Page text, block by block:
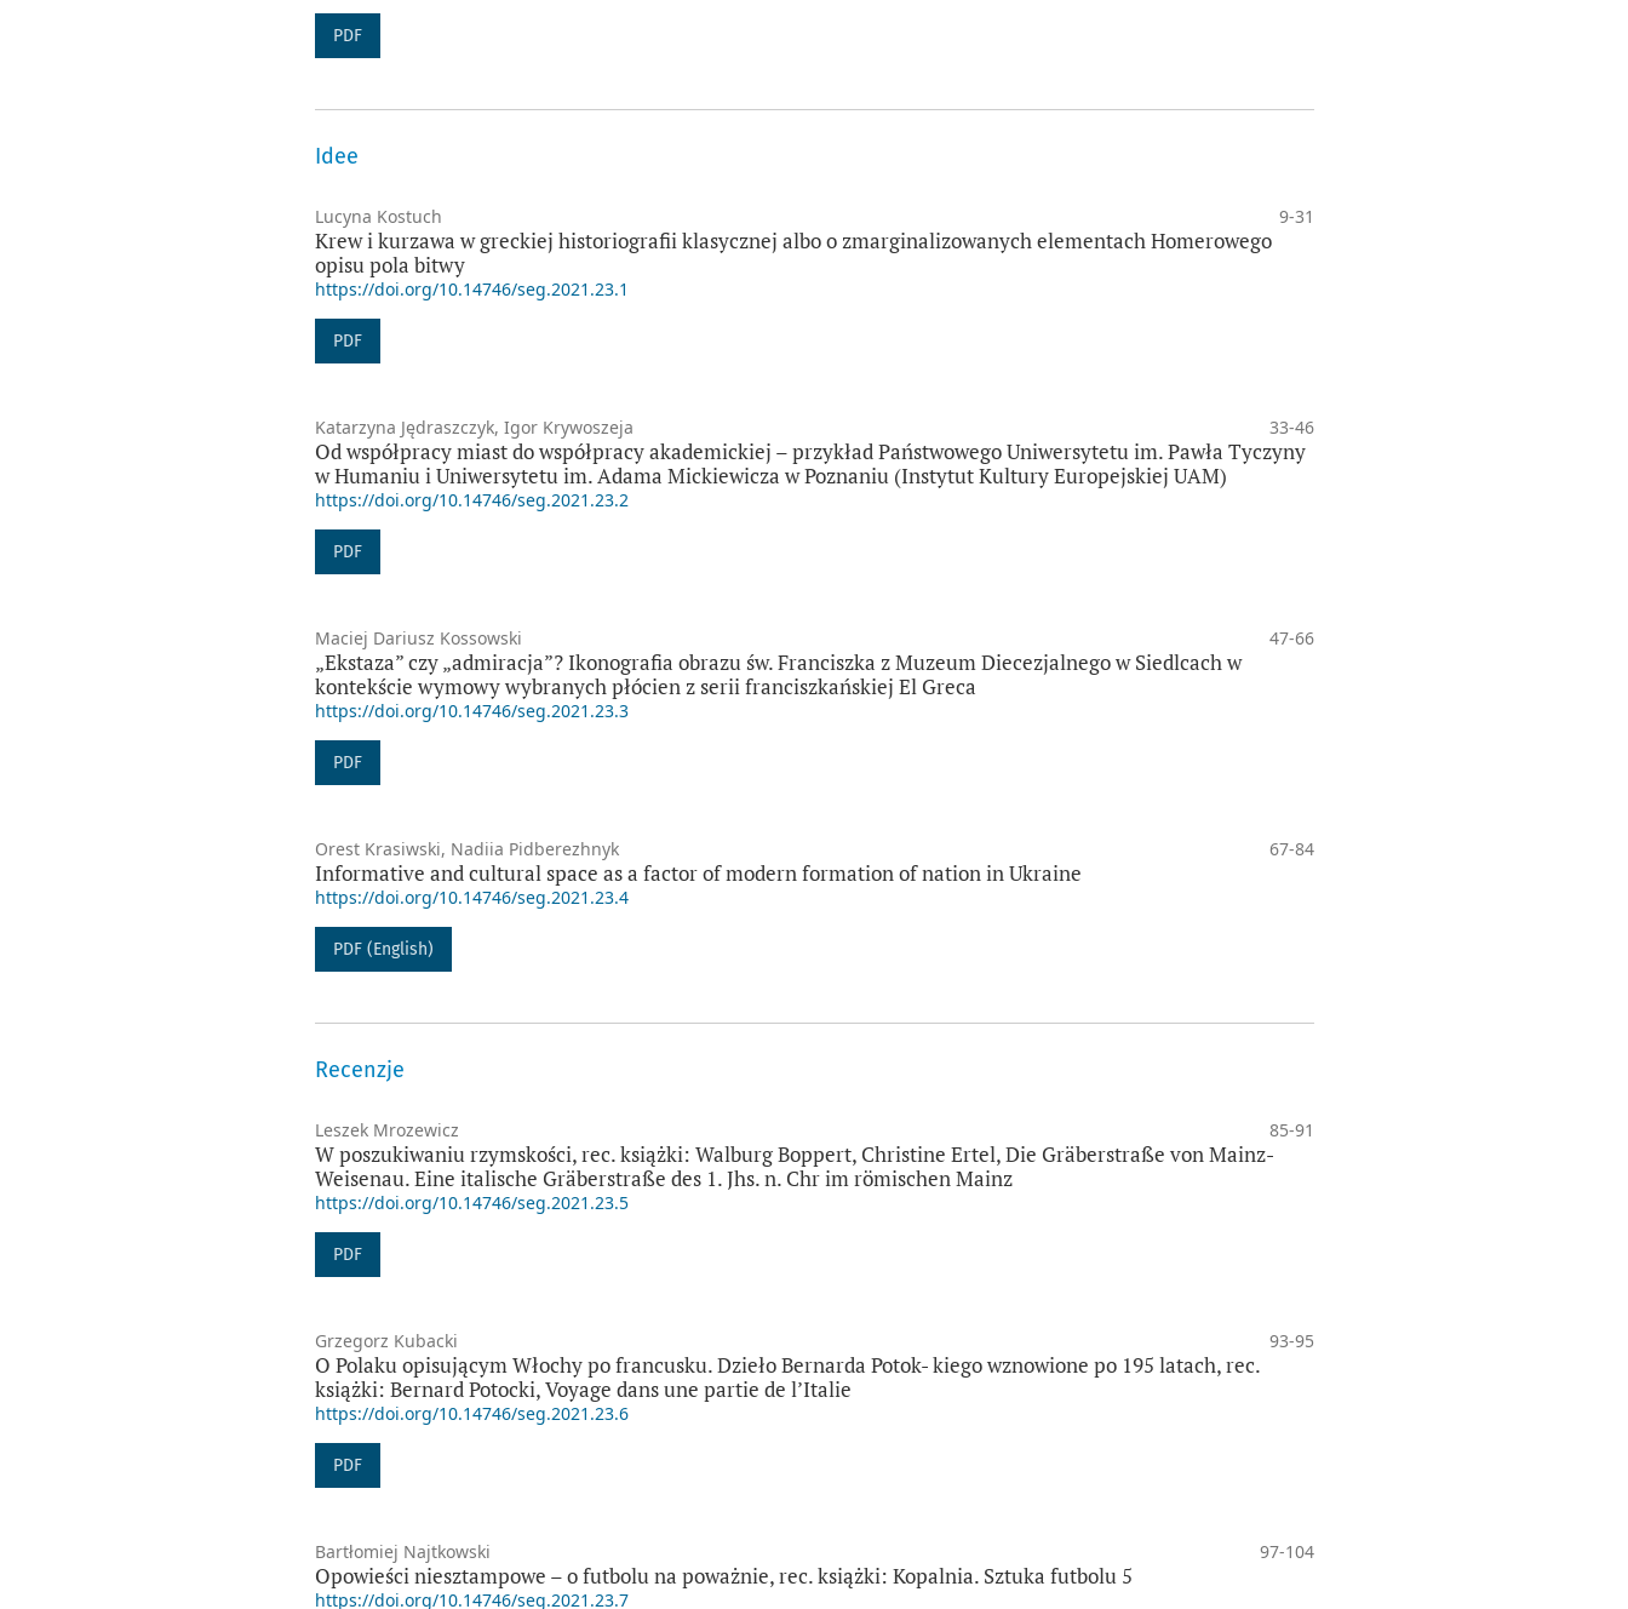
PDF
Idee
Lucyna Kostuch 9-31
Krew i kurzawa w greckiej historiografii klasycznej albo o zmarginalizowanych elementach Homerowego
opisu pola bitwy
https://doi.org/10.14746/seg.2021.23.1
PDF
Katarzyna Jędraszczyk, Igor Krywoszeja 33-46
Od współpracy miast do współpracy akademickiej – przykład Państwowego Uniwersytetu im. Pawła Tyczyny
w Humaniu i Uniwersytetu im. Adama Mickiewicza w Poznaniu (Instytut Kultury Europejskiej UAM)
https://doi.org/10.14746/seg.2021.23.2
PDF
Maciej Dariusz Kossowski 47-66
„Ekstaza” czy „admiracja”? Ikonografia obrazu św. Franciszka z Muzeum Diecezjalnego w Siedlcach w
kontekście wymowy wybranych płócien z serii franciszkańskiej El Greca
https://doi.org/10.14746/seg.2021.23.3
PDF
Orest Krasiwski, Nadiia Pidberezhnyk 67-84
Informative and cultural space as a factor of modern formation of nation in Ukraine
https://doi.org/10.14746/seg.2021.23.4
PDF (English)
Recenzje
Leszek Mrozewicz 85-91
W poszukiwaniu rzymskości, rec. książki: Walburg Boppert, Christine Ertel, Die Gräberstraße von Mainz-
Weisenau. Eine italische Gräberstraße des 1. Jhs. n. Chr im römischen Mainz
https://doi.org/10.14746/seg.2021.23.5
PDF
Grzegorz Kubacki 93-95
O Polaku opisującym Włochy po francusku. Dzieło Bernarda Potok- kiego wznowione po 195 latach, rec.
książki: Bernard Potocki, Voyage dans une partie de l’Italie
https://doi.org/10.14746/seg.2021.23.6
PDF
Bartłomiej Najtkowski 97-104
Opowieści niesztampowe – o futbolu na poważnie, rec. książki: Kopalnia. Sztuka futbolu 5
https://doi.org/10.14746/seg.2021.23.7